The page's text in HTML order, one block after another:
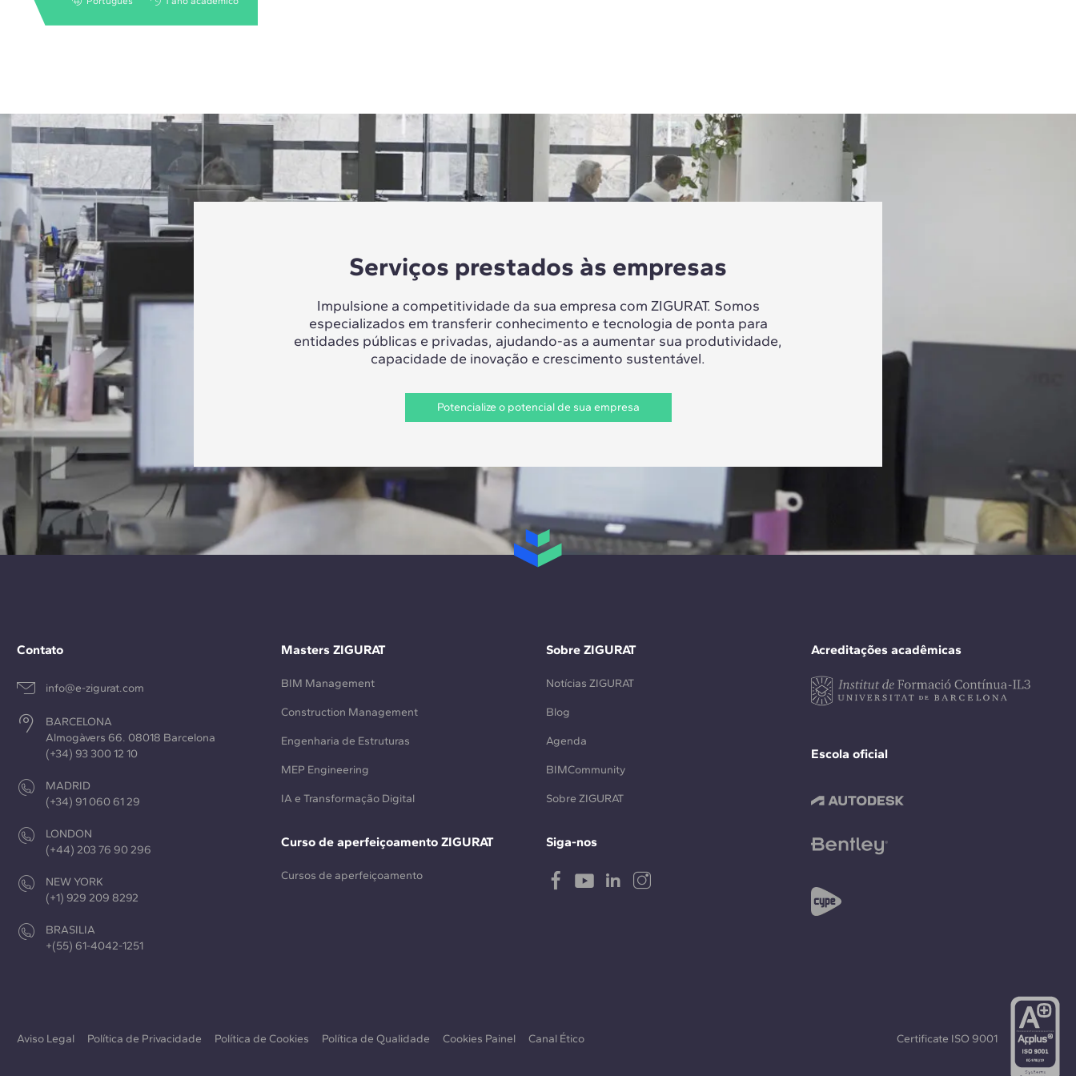
Serviços prestados às empresas
Impulsione a competitividade da sua empresa com ZIGURAT. Somos
especializados em transferir conhecimento e tecnologia de ponta para
entidades públicas e privadas, ajudando-as a aumentar sua produtividade,
capacidade de inovação e crescimento sustentável.
Potencialize o potencial de sua empresa
Contato
info@e-zigurat.com
BARCELONA
Almogàvers 66. 08018 Barcelona
(+34) 93 300 12 10
MADRID
(+34) 91 060 61 29
LONDON
(+44) 203 76 90 296
NEW YORK
(+1) 929 209 8292
BRASILIA
+(55) 61-4042-1251
Acreditações acadêmicas
Escola oficial
Masters ZIGURAT
BIM Management
Construction Management
Engenharia de Estruturas
MEP Engineering
IA e Transformação Digital
Curso de aperfeiçoamento ZIGURAT
Cursos de aperfeiçoamento
Sobre ZIGURAT
Notícias ZIGURAT
Blog
Agenda
BIMCommunity
Sobre ZIGURAT
Siga-nos
Aviso Legal Política de Privacidade Política de Cookies Política de Qualidade Cookies Painel Canal Ético Certificate ISO 9001